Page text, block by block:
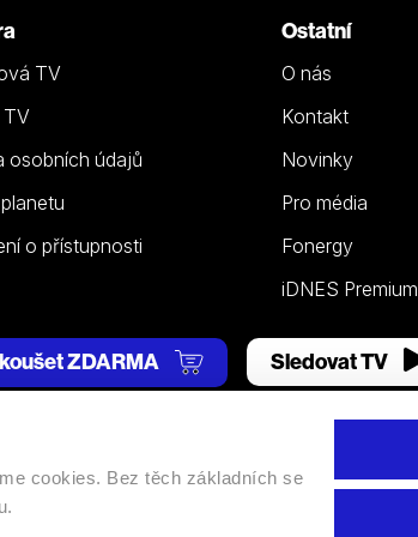
cookies. Bez těch základních se
TV
TV
osobních údajů
o přístupnosti
Ostatní
O nás
Kontakt
Novinky
Pro média
Fonergy
iDNES Premium
ZDARMA Sledovat TV
cookies